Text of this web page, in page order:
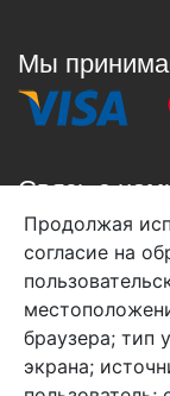
Мы
Связь с
+7 (495)
info@arben-
Продолжая
согласие на
браузера; тип
экрана;